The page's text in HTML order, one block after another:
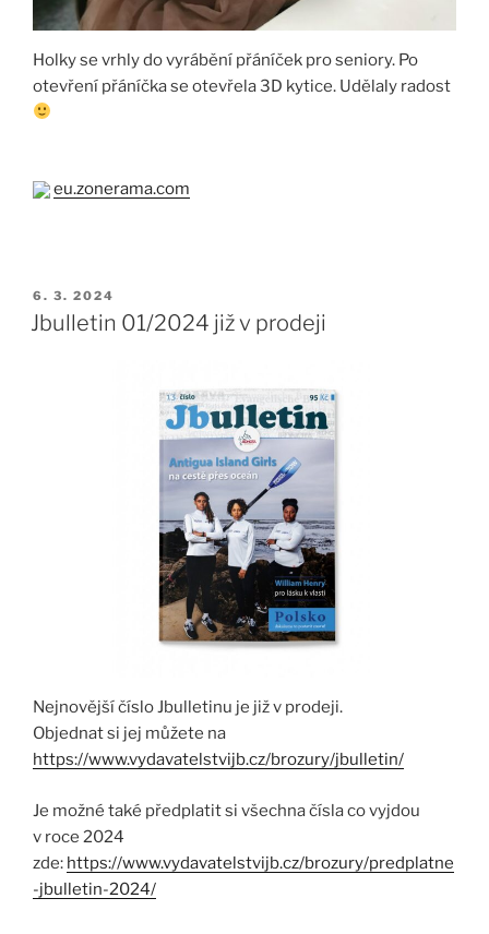
Holky se vrhly do vyrábění přáníček pro seniory. Po
otevření přáníčka se otevřela 3D kytice. Udělaly radost
eu.zonerama.com
PUBLIKOVÁNO
6. 3. 2024
Jbulletin 01/2024 již v prodeji
Nejnovější číslo Jbulletinu je již v prodeji.
Objednat si jej můžete na
https://www.vydavatelstvijb.cz/brozury/jbulletin/
Je možné také předplatit si všechna čísla co vyjdou
v roce 2024
zde: https://www.vydavatelstvijb.cz/brozury/predplatne
-jbulletin-2024/